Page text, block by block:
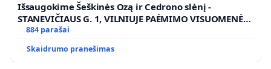
Išsaugokime Šeškinės Ozą ir Cedrono slėnį -
STANEVIČIAUS G. 1, VILNIUJE PAĖMIMO VISUOMENĖS
POREIKIAMS (IŠPIRKIMO) IR JO PRITAIKYMO VIEŠAJAI
ŽELDYNŲ FUNKCIJAI
884 parašai
Skaidrumo pranešimas